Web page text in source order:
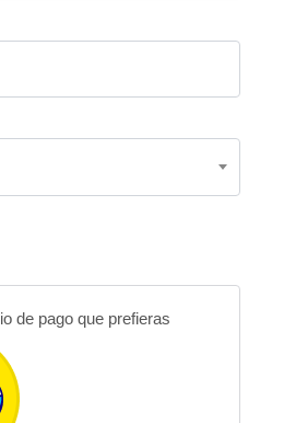
de pago que prefieras